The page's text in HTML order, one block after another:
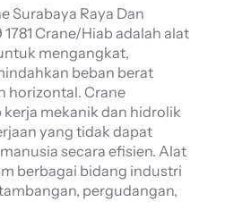
Surabaya Raya Dan
Crane/Hiab adalah alat
mengangkat,
beban berat
horizontal. Crane
mekanik dan hidrolik
yang tidak dapat
secara efisien. Alat
berbagai bidang industri
pergudangan,